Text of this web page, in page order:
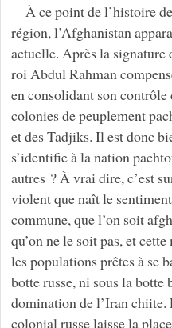
À ce point de l’histoire
région, l’Afghanistan
actuelle. Après la
roi Abdul Rahman
en consolidant son
colonies de peuplement
et des Tadjiks. Il est donc
s’identifie à la nation
autres ? À vrai dire, c’est
violent que naît le
commune, que l’on soit
qu’on ne le soit pas, et
les populations prêtes à se
botte russe, ni sous la botte
domination de l’Iran chiite.
colonial russe laisse la